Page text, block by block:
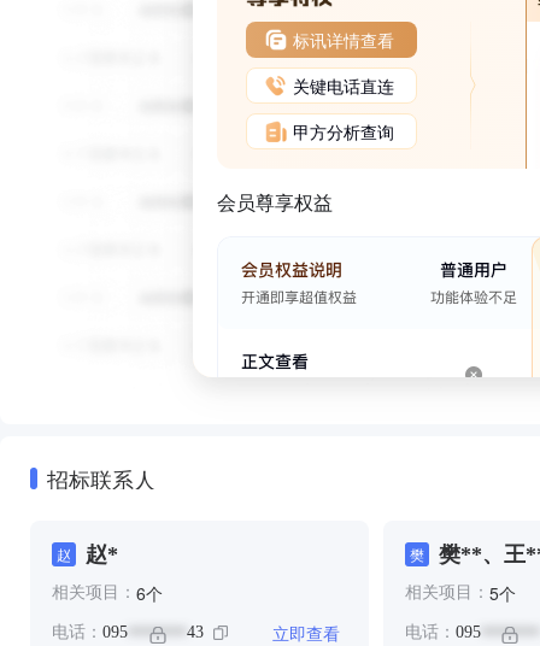
标讯详情查看
关键电话直连
甲方分析查询
会员尊享权益
招标联系人
赵 赵*
相关项目： 6个
电话： 095 ******* 43 立即查看
樊 樊**、王
相关项目： 5个
电话： 095*******